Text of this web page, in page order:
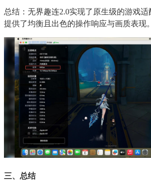
总结：无界趣连2.0实现了原生级的游戏
提供了均衡且出色的操作响应与画质表现。
三、总结